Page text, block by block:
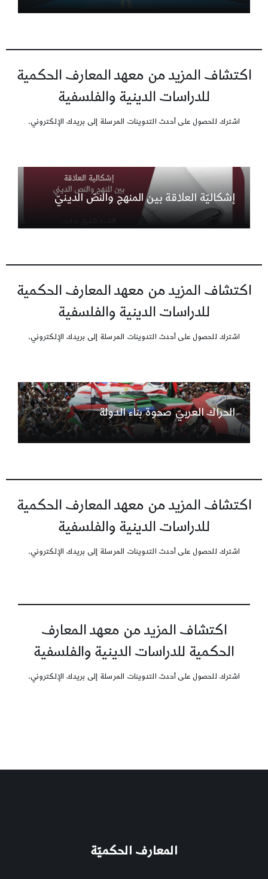
اكتشاف المزيد من معهد المعارف الحكمية
للدراسات الدينية والفلسفية
اشترك للحصول على أحدث التدوينات المرسلة إلى بريدك الإلكتروني.
إشكاليّة العلاقة بين المنهج والنصّ الدينيّ
اكتشاف المزيد من معهد المعارف الحكمية
للدراسات الدينية والفلسفية
اشترك للحصول على أحدث التدوينات المرسلة إلى بريدك الإلكتروني.
الحراك العربيّ صحوة بناء الدولة
اكتشاف المزيد من معهد المعارف الحكمية
للدراسات الدينية والفلسفية
اشترك للحصول على أحدث التدوينات المرسلة إلى بريدك الإلكتروني.
اكتشاف المزيد من معهد المعارف
الحكمية للدراسات الدينية والفلسفية
اشترك للحصول على أحدث التدوينات المرسلة إلى بريدك الإلكتروني.
المعارف الحكميّة